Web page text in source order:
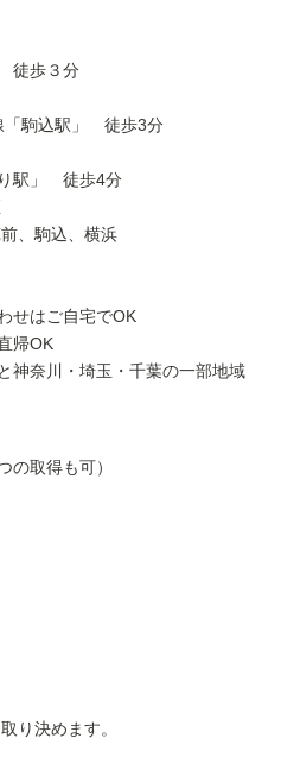
徒歩３分
「駒込駅」 徒歩3分
駅」 徒歩4分
、駒込、横浜
せはご自宅でOK
帰OK
神奈川・埼玉・千葉の一部地域
の取得も可）
り決めます。